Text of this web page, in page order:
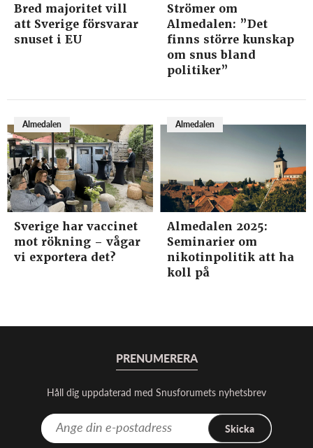
Bred majoritet vill
att Sverige försvarar
snuset i EU
Strömer om
Almedalen: ”Det
finns större kunskap
om snus bland
politiker”
Almedalen
Sverige har vaccinet
mot rökning – vågar
vi exportera det?
Almedalen
Almedalen 2025:
Seminarier om
nikotinpolitik att ha
koll på
PRENUMERERA
Håll dig uppdaterad med Snusforumets nyhetsbrev
Skicka